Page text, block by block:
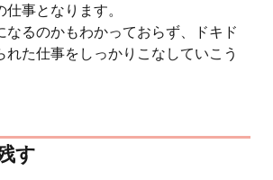
事となります。
なるのかもわかっておらず、ドキド
れた仕事をしっかりこなしていこう
す